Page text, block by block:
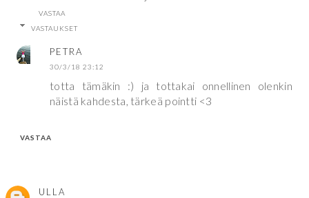
VASTAA
VASTAUKSET
PETRA
30/3/18 23:12
totta tämäkin :) ja tottakai onnellinen olenkin
näistä kahdesta, tärkeä pointti <3
VASTAA
ULLA